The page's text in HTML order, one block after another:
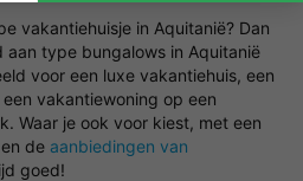
vakantiehuisje in Aquitanië? Dan
aan type bungalows in Aquitanië
voor een luxe vakantiehuis, een
vakantiewoning op een
Waar je ook voor kiest, met een
de aanbiedingen van
goed!